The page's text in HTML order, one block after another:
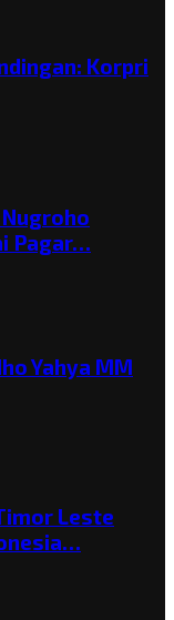
Korpri
Pagar…
Yahya MM
Leste